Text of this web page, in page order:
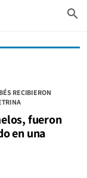
search
RECIBIERON
fueron
en una